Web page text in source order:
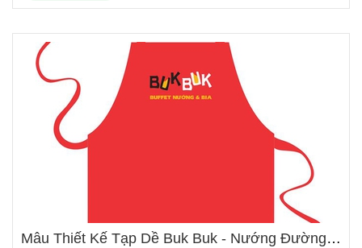
Mẫu Thiết Kế Tạp Dề Buk Buk - Nướng Đường